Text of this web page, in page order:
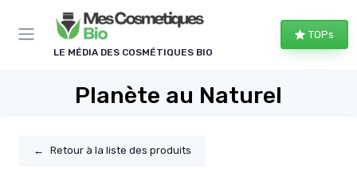
LE MÉDIA DES COSMÉTIQUES BIO
TOPs
Planète au Naturel
← Retour à la liste des produits
Panneau de gestion des cookies